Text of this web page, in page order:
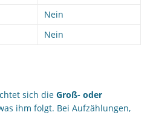
Nein
Nein
sich die Groß- oder
ihm folgt. Bei Aufzählungen,